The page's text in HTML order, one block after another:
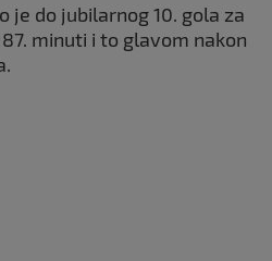
je do jubilarnog 10. gola za
minuti i to glavom nakon